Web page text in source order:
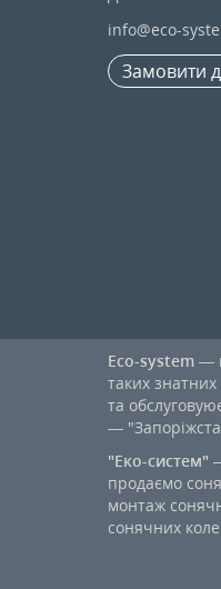
info@eco-
Замовити
Eco-system —
таких
та
—
"Еко-систем"
продаємо
монтаж
сонячних